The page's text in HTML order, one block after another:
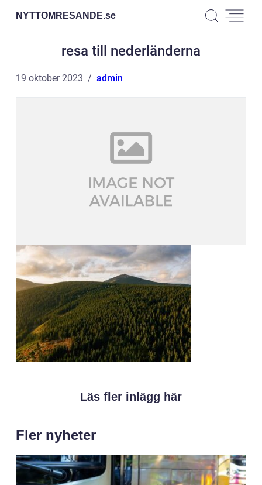
NYTTOMRESANDE.se
resa till nederländerna
19 oktober 2023 admin
Läs fler inlägg här
Fler nyheter